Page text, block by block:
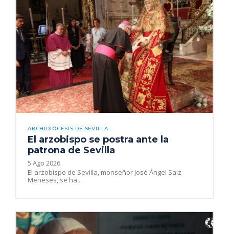
ARCHIDIÓCESIS DE SEVILLA
El arzobispo se postra ante la
patrona de Sevilla
5 Ago 2026
El arzobispo de Sevilla, monseñor José Ángel Saiz
Meneses, se ha...